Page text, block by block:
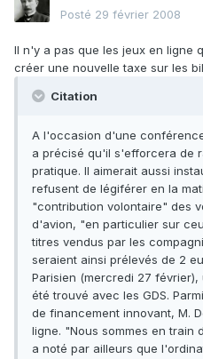
Posté 29 février 2008
Il n'y a pas que les jeux en ligne
créer une nouvelle taxe sur les
Citation
A l'occasion d'une
a précisé qu'il s'efforcera de
pratique. Il aimerait aussi
refusent de légiférer en la
"contribution volontaire" des
d'avion, "en particulier sur
titres vendus par les
seraient ainsi prélevés de 2
Parisien (mercredi 27
été trouvé avec les GDS.
de financement innovant, M.
ligne. "Nous sommes en train
a noté par ailleurs que